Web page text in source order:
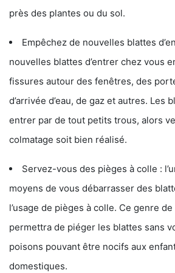
près des plantes ou du sol.
Empêchez de nouvelles blattes
nouvelles blattes d’entrer chez vous
fissures autour des fenêtres, des
d’arrivée d’eau, de gaz et autres. Les
entrer par de tout petits trous, alors
colmatage soit bien réalisé.
Servez-vous des pièges à colle :
moyens de vous débarrasser des
l’usage de pièges à colle. Ce genre
permettra de piéger les blattes sans
poisons pouvant être nocifs aux
domestiques.